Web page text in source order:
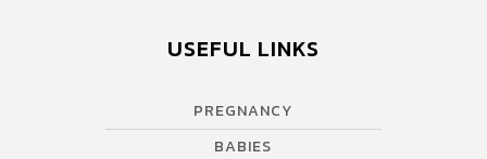
USEFUL LINKS
PREGNANCY
BABIES